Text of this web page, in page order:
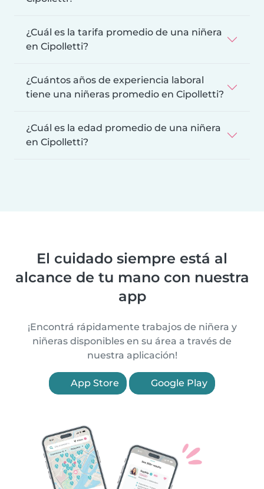
¿Cuál es la tarifa promedio de una niñera
en Cipolletti?
¿Cuántos años de experiencia laboral
tiene una niñeras promedio en Cipolletti?
¿Cuál es la edad promedio de una niñera
en Cipolletti?
El cuidado siempre está al
alcance de tu mano con nuestra
app
¡Encontrá rápidamente trabajos de niñera y
niñeras disponibles en su área a través de
nuestra aplicación!
App Store Google Play